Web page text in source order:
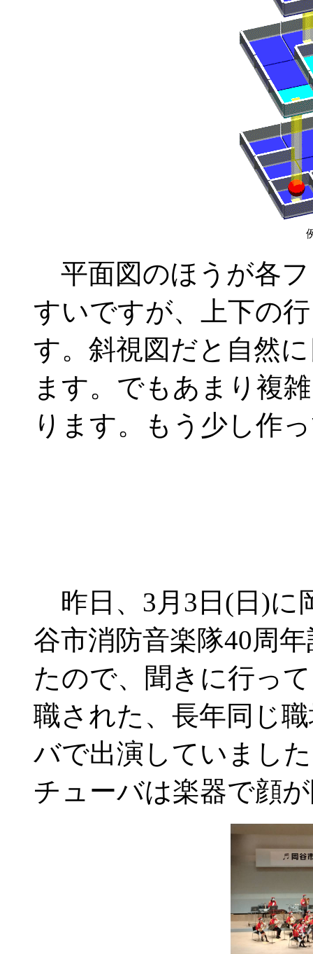
平面図のほうが各
すいですが、上下の
す。斜視図だと自然
ます。でもあまり複
ります。もう少し作
昨日、3月3日(日)に
谷市消防音楽隊40周
たので、聞きに行っ
職された、長年同じ
バで出演していまし
チューバは楽器で顔